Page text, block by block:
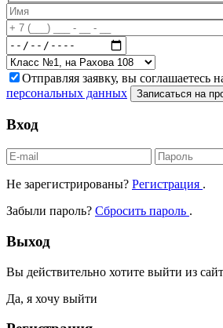
Отправляя заявку, вы соглашаетесь
персональных данных
Записаться на
Вход
Не зарегистрированы? Регистрация .
Забыли пароль? Сбросить пароль .
Выход
Вы действительно хотите выйти из
Да, я хочу выйти